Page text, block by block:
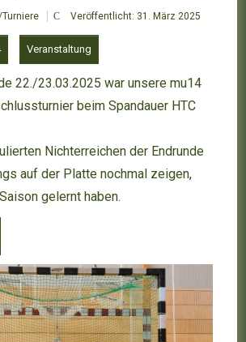
Turniere Veröffentlicht: 31. März 2025
Veranstaltung
22./23.03.2025 war unsere mu14
beim Spandauer HTC
Nichterreichen der Endrunde
auf der Platte nochmal zeigen,
gelernt haben.